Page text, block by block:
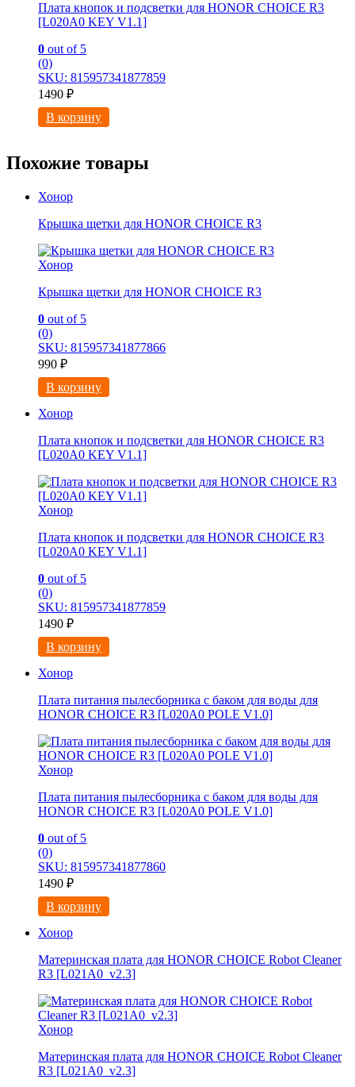
Плата кнопок и подсветки для HONOR CHOICE R3
[L020A0 KEY V1.1]
0 out of 5
(0)
SKU: 815957341877859
1490 ₽
В корзину
Похожие товары
Хонор
Крышка щетки для HONOR CHOICE R3
Хонор
Крышка щетки для HONOR CHOICE R3
0 out of 5
(0)
SKU: 815957341877866
990 ₽
В корзину
Хонор
Плата кнопок и подсветки для HONOR CHOICE R3
[L020A0 KEY V1.1]
Хонор
Плата кнопок и подсветки для HONOR CHOICE R3
[L020A0 KEY V1.1]
0 out of 5
(0)
SKU: 815957341877859
1490 ₽
В корзину
Хонор
Плата питания пылесборника с баком для воды для
HONOR CHOICE R3 [L020A0 POLE V1.0]
Хонор
Плата питания пылесборника с баком для воды для
HONOR CHOICE R3 [L020A0 POLE V1.0]
0 out of 5
(0)
SKU: 815957341877860
1490 ₽
В корзину
Хонор
Материнская плата для HONOR CHOICE Robot Cleaner
R3 [L021A0_v2.3]
Хонор
Материнская плата для HONOR CHOICE Robot Cleaner
R3 [L021A0_v2.3]